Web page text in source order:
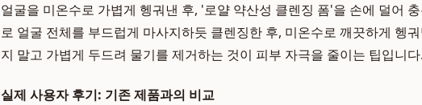
얼굴을 미온수로 가볍게 헹궈낸 후, '로얄 약산성 클렌징 폼'을 손에 덜어
로 얼굴 전체를 부드럽게 마사지하듯 클렌징한 후, 미온수로 깨끗하게 헹
지 말고 가볍게 두드려 물기를 제거하는 것이 피부 자극을 줄이는 팁입니다.
실제 사용자 후기: 기존 제품과의 비교